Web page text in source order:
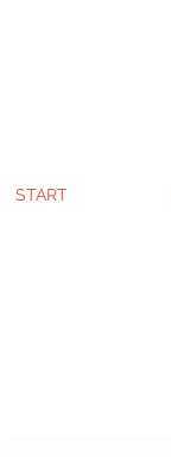
START